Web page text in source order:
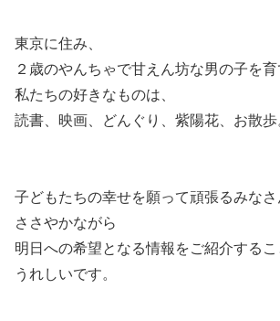
東京に住み、
２歳のやんちゃで甘えん坊な男の子を育
私たちの好きなものは、
読書、映画、どんぐり、紫陽花、お散歩
子どもたちの幸せを願って頑張るみなさ
ささやかながら
明日への希望となる情報をご紹介するこ
うれしいです。